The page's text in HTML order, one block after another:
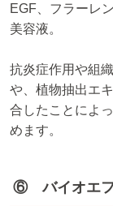
EGF、フラーレ
美容液。
抗炎症作用や組
や、植物抽出エ
合したことによ
めます。
⑥ バイオエフ